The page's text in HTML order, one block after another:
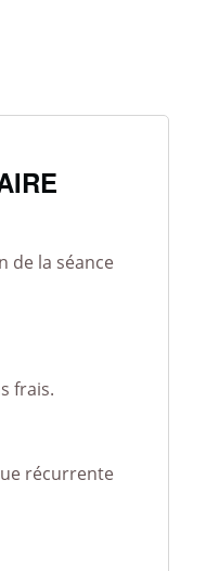
de la séance
frais.
récurrente